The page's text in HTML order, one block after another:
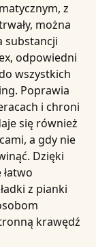
z
można
substancji
odpowiedni
wszystkich
Poprawia
i chroni
się również
a gdy nie
Dzięki
z pianki
krawędź